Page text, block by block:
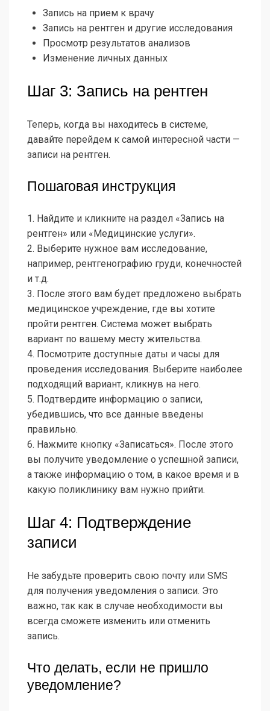
Запись на прием к врачу
Запись на рентген и другие исследования
Просмотр результатов анализов
Изменение личных данных
Шаг 3: Запись на рентген
Теперь, когда вы находитесь в системе,
давайте перейдем к самой интересной части —
записи на рентген.
Пошаговая инструкция
1. Найдите и кликните на раздел «Запись на
рентген» или «Медицинские услуги».
2. Выберите нужное вам исследование,
например, рентгенографию груди, конечностей
и т.д.
3. После этого вам будет предложено выбрать
медицинское учреждение, где вы хотите
пройти рентген. Система может выбрать
вариант по вашему месту жительства.
4. Посмотрите доступные даты и часы для
проведения исследования. Выберите наиболее
подходящий вариант, кликнув на него.
5. Подтвердите информацию о записи,
убедившись, что все данные введены
правильно.
6. Нажмите кнопку «Записаться». После этого
вы получите уведомление о успешной записи,
а также информацию о том, в какое время и в
какую поликлинику вам нужно прийти.
Шаг 4: Подтверждение
записи
Не забудьте проверить свою почту или SMS
для получения уведомления о записи. Это
важно, так как в случае необходимости вы
всегда сможете изменить или отменить
запись.
Что делать, если не пришло
уведомление?